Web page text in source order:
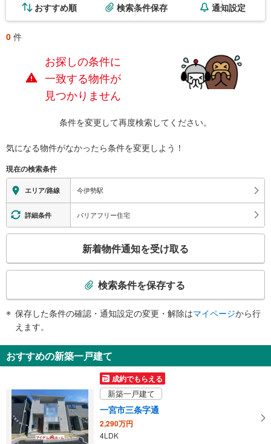
おすすめ順 検索条件保存 通知設定
0 件
お探しの条件に
一致する物件が
見つかりません
条件を変更して再度検索してください。
気になる物件がなかったら条件を変更しよう！
現在の検索条件
エリア/路線 今伊勢駅
詳細条件 バリアフリー住宅
検
知
を
け
取
る
・
条
新着物件通知を受け取る
検索条件を保存する
保存した条件の確認・通知設定の変更・解除はマイページから行
えます。
おすすめの新築一戸建て
成約でもらえる
新築一戸建て
一宮市三条字通
2,290万円
4LDK